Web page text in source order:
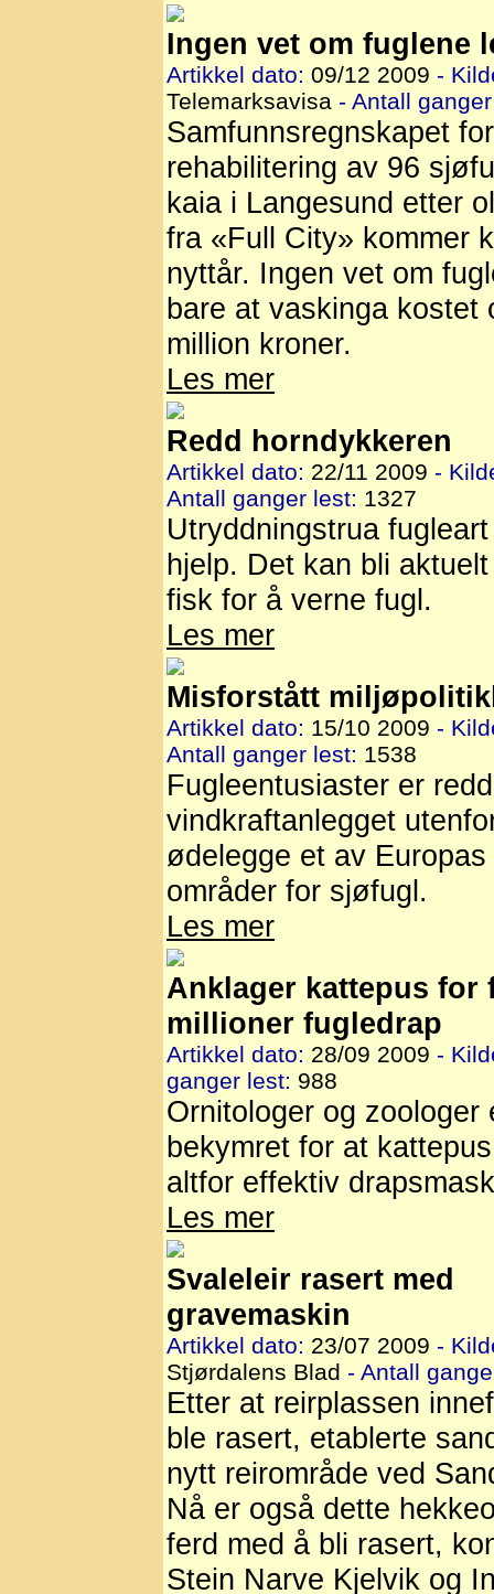
Ingen vet om fuglene
Artikkel dato: 09/12 2009 -
Telemarksavisa - Antall
Samfunnsregnskapet for
rehabilitering av 96
kaia i Langesund etter
fra «Full City» kommer
nyttår. Ingen vet om
bare at vaskinga kostet
million kroner.
Les mer
Redd horndykkeren
Artikkel dato: 22/11 2009 -
Antall ganger lest: 1327
Utryddningstrua
hjelp. Det kan bli
fisk for å verne fugl.
Les mer
Misforstått
Artikkel dato: 15/10 2009 -
Antall ganger lest: 1538
Fugleentusiaster er
vindkraftanlegget
ødelegge et av
områder for sjøfugl.
Les mer
Anklager kattepus for
millioner fugledrap
Artikkel dato: 28/09 2009 -
ganger lest: 988
Ornitologer og zoologer
bekymret for at
altfor effektiv
Les mer
Svaleleir rasert med
gravemaskin
Artikkel dato: 23/07 2009 -
Stjørdalens Blad - Antall
Etter at reirplassen
ble rasert, etablerte
nytt reirområde ved
Nå er også dette
ferd med å bli rasert,
Stein Narve Kjelvik og